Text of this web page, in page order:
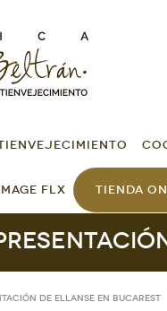
FLX TIENDA
de Ellanse en Bucarest